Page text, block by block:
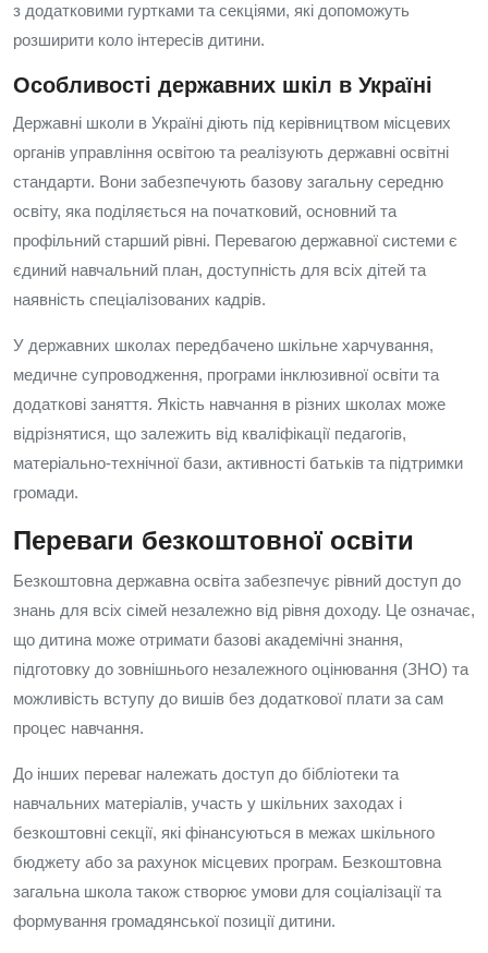
з додатковими гуртками та секціями, які допоможуть
розширити коло інтересів дитини.
Особливості державних шкіл в Україні
Державні школи в Україні діють під керівництвом місцевих
органів управління освітою та реалізують державні освітні
стандарти. Вони забезпечують базову загальну середню
освіту, яка поділяється на початковий, основний та
профільний старший рівні. Перевагою державної системи є
єдиний навчальний план, доступність для всіх дітей та
наявність спеціалізованих кадрів.
У державних школах передбачено шкільне харчування,
медичне супроводження, програми інклюзивної освіти та
додаткові заняття. Якість навчання в різних школах може
відрізнятися, що залежить від кваліфікації педагогів,
матеріально‑технічної бази, активності батьків та підтримки
громади.
Переваги безкоштовної освіти
Безкоштовна державна освіта забезпечує рівний доступ до
знань для всіх сімей незалежно від рівня доходу. Це означає,
що дитина може отримати базові академічні знання,
підготовку до зовнішнього незалежного оцінювання (ЗНО) та
можливість вступу до вишів без додаткової плати за сам
процес навчання.
До інших переваг належать доступ до бібліотеки та
навчальних матеріалів, участь у шкільних заходах і
безкоштовні секції, які фінансуються в межах шкільного
бюджету або за рахунок місцевих програм. Безкоштовна
загальна школа також створює умови для соціалізації та
формування громадянської позиції дитини.